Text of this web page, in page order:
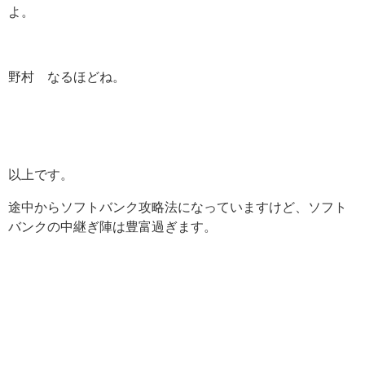
よ。
野村 なるほどね。
以上です。
途中からソフトバンク攻略法になっていますけど、ソフト
バンクの中継ぎ陣は豊富過ぎます。